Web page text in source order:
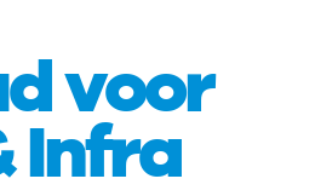
voor
Infra